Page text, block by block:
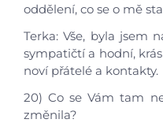
oddělení, co se o mě
Terka: Vše, byla jsem
sympatičtí a hodní,
noví přátelé a kontakty.
20) Co se Vám tam
změnila?